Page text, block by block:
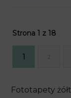
Fototapety
Strona 1 z 18
1 2